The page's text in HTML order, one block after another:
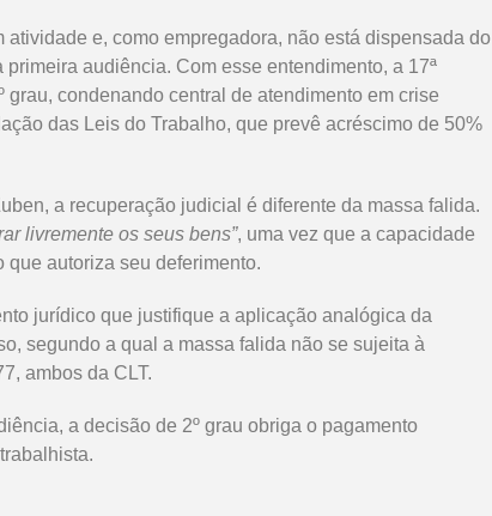
atividade e, como empregadora, não está dispensada do
audiência. Com esse entendimento, a 17ª
condenando central de atendimento em crise
das Leis do Trabalho, que prevê acréscimo de 50%
a recuperação judicial é diferente da massa falida.
livremente os seus bens”, uma vez que a capacidade
autoriza seu deferimento.
jurídico que justifique a aplicação analógica da
segundo a qual a massa falida não se sujeita à
ambos da CLT.
a decisão de 2º grau obriga o pagamento